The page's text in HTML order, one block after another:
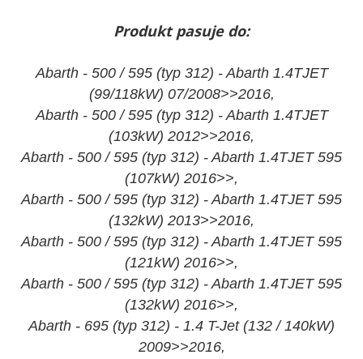
Produkt pasuje do:
Abarth - 500 / 595 (typ 312) - Abarth 1.4TJET
(99/118kW) 07/2008>>2016,
Abarth - 500 / 595 (typ 312) - Abarth 1.4TJET
(103kW) 2012>>2016,
Abarth - 500 / 595 (typ 312) - Abarth 1.4TJET 595
(107kW) 2016>>,
Abarth - 500 / 595 (typ 312) - Abarth 1.4TJET 595
(132kW) 2013>>2016,
Abarth - 500 / 595 (typ 312) - Abarth 1.4TJET 595
(121kW) 2016>>,
Abarth - 500 / 595 (typ 312) - Abarth 1.4TJET 595
(132kW) 2016>>,
Abarth - 695 (typ 312) - 1.4 T-Jet (132 / 140kW)
2009>>2016,